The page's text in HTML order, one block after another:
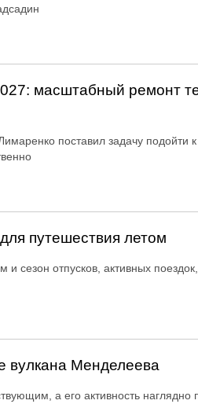
масштабный ремонт
поставил задачу подойти к
путешествия летом
и сезон отпусков, активных
вулкана Менделеева
а его активность наглядно